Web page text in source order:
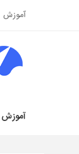
آموزش
آموزش